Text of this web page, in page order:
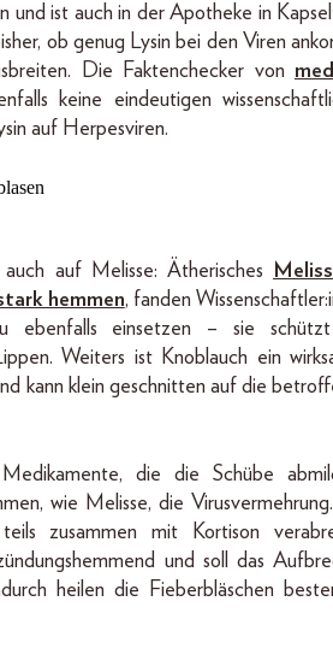
und ist auch in der Apotheke in
ob genug Lysin bei den Viren
Die Faktenchecker von
keine eindeutigen
auf Herpesviren.
auf Melisse: Ätherisches
hemmen, fanden
ebenfalls einsetzen – sie
Weiters ist Knoblauch ein
kann klein geschnitten auf die
die die Schübe
wie Melisse, die
zusammen mit Kortison
und soll das
heilen die Fieberbläschen